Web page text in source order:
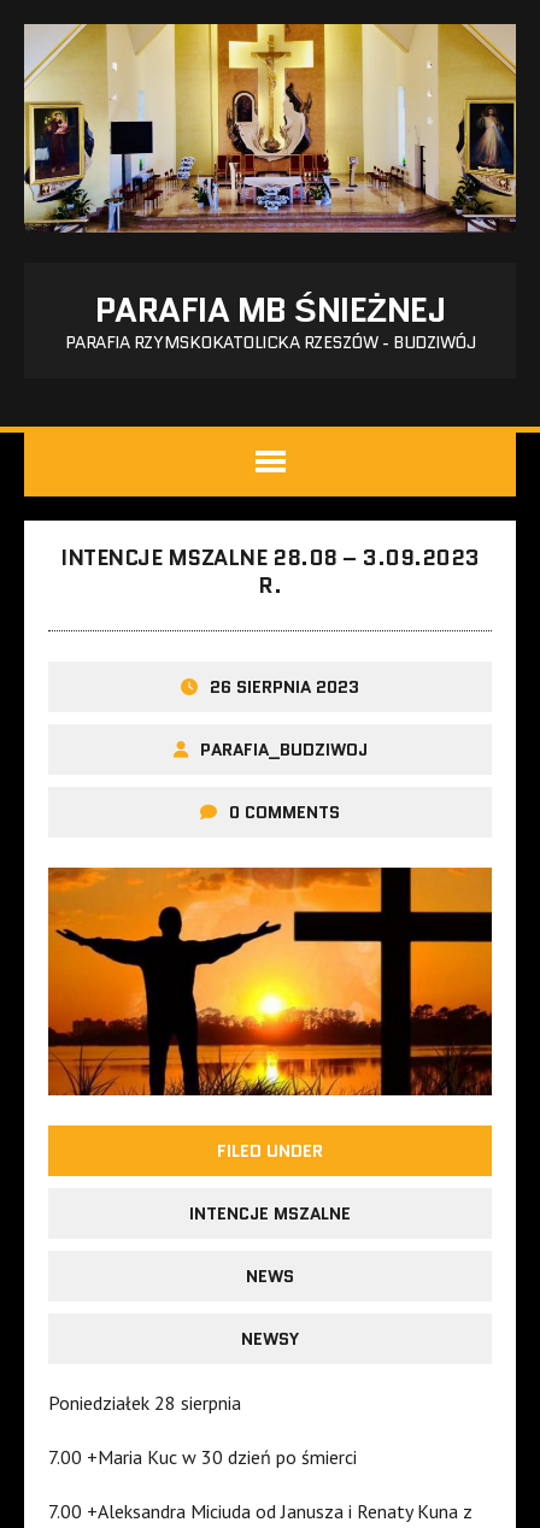
PARAFIA MB ŚNIEŻNEJ
PARAFIA RZYMSKOKATOLICKA RZESZÓW - BUDZIWÓJ
INTENCJE MSZALNE 28.08 – 3.09.2023
R.
26 SIERPNIA 2023
PARAFIA_BUDZIWOJ
0 COMMENTS
FILED UNDER
INTENCJE MSZALNE
NEWS
NEWSY
Poniedziałek 28 sierpnia
7.00 +Maria Kuc w 30 dzień po śmierci
7.00 +Aleksandra Miciuda od Janusza i Renaty Kuna z